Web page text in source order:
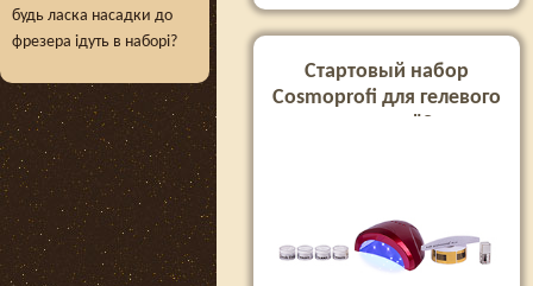
будь ласка насадки до
фрезера ідуть в наборі?
Стартовый набор
Cosmoprofi для гелевого
наращивания "Sun one